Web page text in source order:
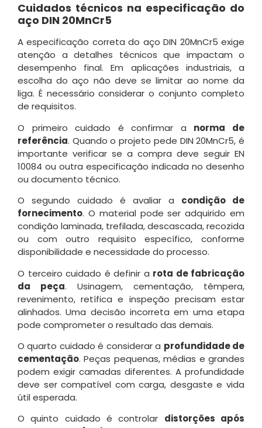
Cuidados técnicos na especificação do
aço DIN 20MnCr5
A especificação correta do aço DIN 20MnCr5 exige
atenção a detalhes técnicos que impactam o
desempenho final. Em aplicações industriais, a
escolha do aço não deve se limitar ao nome da
liga. É necessário considerar o conjunto completo
de requisitos.
O primeiro cuidado é confirmar a norma de
referência. Quando o projeto pede DIN 20MnCr5, é
importante verificar se a compra deve seguir EN
10084 ou outra especificação indicada no desenho
ou documento técnico.
O segundo cuidado é avaliar a condição de
fornecimento. O material pode ser adquirido em
condição laminada, trefilada, descascada, recozida
ou com outro requisito específico, conforme
disponibilidade e necessidade do processo.
O terceiro cuidado é definir a rota de fabricação
da peça. Usinagem, cementação, têmpera,
revenimento, retífica e inspeção precisam estar
alinhados. Uma decisão incorreta em uma etapa
pode comprometer o resultado das demais.
O quarto cuidado é considerar a profundidade de
cementação. Peças pequenas, médias e grandes
podem exigir camadas diferentes. A profundidade
deve ser compatível com carga, desgaste e vida
útil esperada.
O quinto cuidado é controlar distorções após